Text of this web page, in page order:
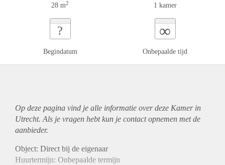
28 m2 1 kamer
?
Begindatum
∞
Onbepaalde tijd
Op deze pagina vind je alle informatie over deze Kamer in
Utrecht. Als je vragen hebt kun je contact opnemen met de
aanbieder.
Object: Direct bij de eigenaar
Huurtermijn: Onbepaalde termijn